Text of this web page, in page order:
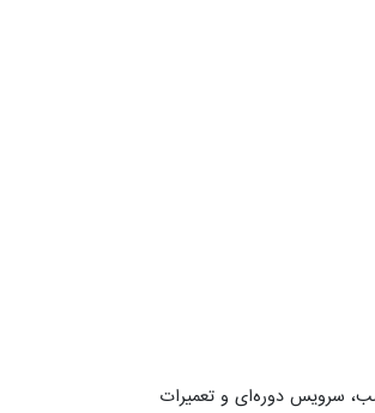
سرویس دوره‌ای و تعمیرات